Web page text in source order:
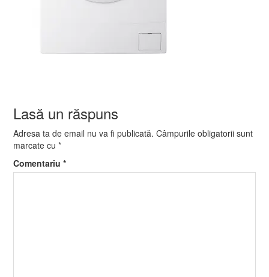
Lasă un răspuns
Adresa ta de email nu va fi publicată. Câmpurile obligatorii sunt
marcate cu*
Comentariu*